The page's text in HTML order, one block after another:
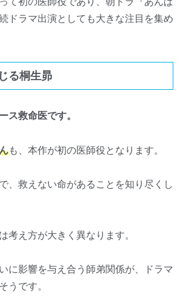
ドラマ出演としても大きな注目を集め
る桐生昴
ス救命医です。
も、本作が初の医師役となります。
、救えない命があることを知り尽くし
考え方が大きく異なります。
に影響を与え合う師弟関係が、ドラマ
うです。